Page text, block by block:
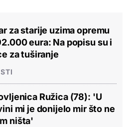
za starije uzima opremu
eura: Na popisu su i
za tuširanje
Ružica (78): 'U
mi je donijelo mir što ne
ništa'